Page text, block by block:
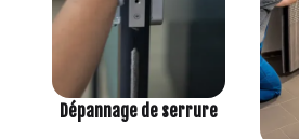
Dépannage de serrure